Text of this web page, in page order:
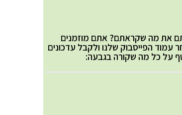
את מה שקראתם? אתם מוזמנים
עמוד הפייסבוק שלנו ולקבל עדכונים
על כל מה שקורה בגבעה: